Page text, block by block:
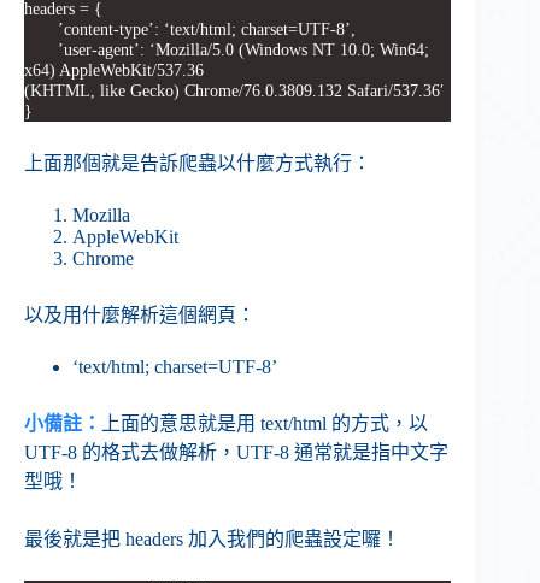
headers = {
’content-type’: ‘text/html; charset=UTF-8’,
’user-agent’: ‘Mozilla/5.0 (Windows NT 10.0; Win64;
x64) AppleWebKit/537.36
(KHTML, like Gecko) Chrome/76.0.3809.132 Safari/537.36′
}
上面那個就是告訴爬蟲以什麼方式執行：
Mozilla
AppleWebKit
Chrome
以及用什麼解析這個網頁：
‘text/html; charset=UTF-8’
小備註：
上面的意思就是用 text/html 的方式，以
UTF-8 的格式去做解析，UTF-8 通常就是指中文字
型哦！
最後就是把 headers 加入我們的爬蟲設定囉！